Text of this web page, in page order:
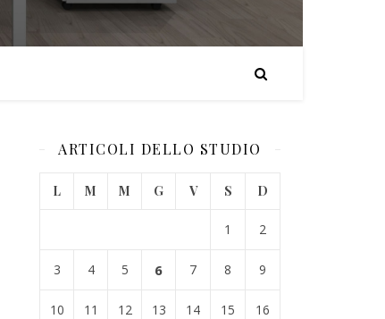
ARTICOLI DELLO STUDIO
L M M G V S D
1 2
3 4 5 6 7 8 9
10 11 12 13 14 15 16